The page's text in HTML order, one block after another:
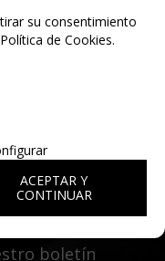
último
boletín
su consentimiento
de Cookies.
ACEPTAR Y
CONTINUAR